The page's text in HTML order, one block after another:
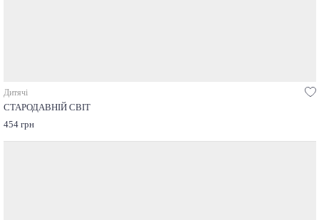
Дитячі
СТАРОДАВНІЙ СВІТ
454 грн